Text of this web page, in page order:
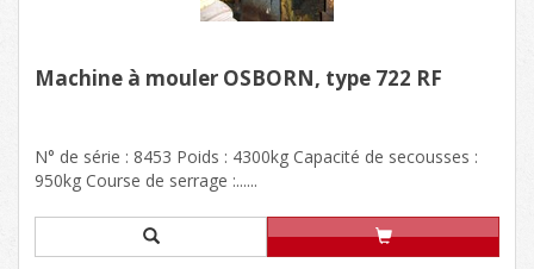
Machine à mouler OSBORN, type 722 RF
N° de série : 8453 Poids : 4300kg Capacité de secousses :
950kg Course de serrage :......